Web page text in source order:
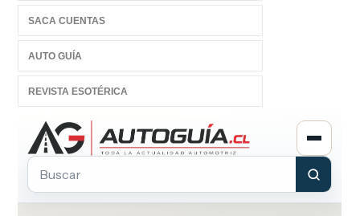
SACA CUENTAS
AUTO GUÍA
REVISTA ESOTÉRICA